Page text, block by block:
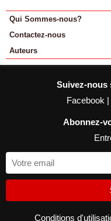
Qui Sommes-nous?
Contactez-nous
Auteurs
Suivez-nous
Facebook |
Abonnez-
Conditions